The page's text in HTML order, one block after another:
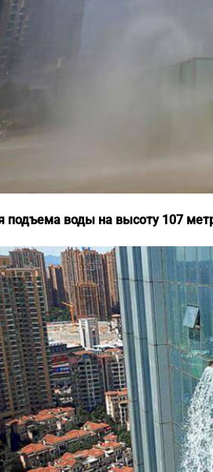
подъема воды на высоту 107